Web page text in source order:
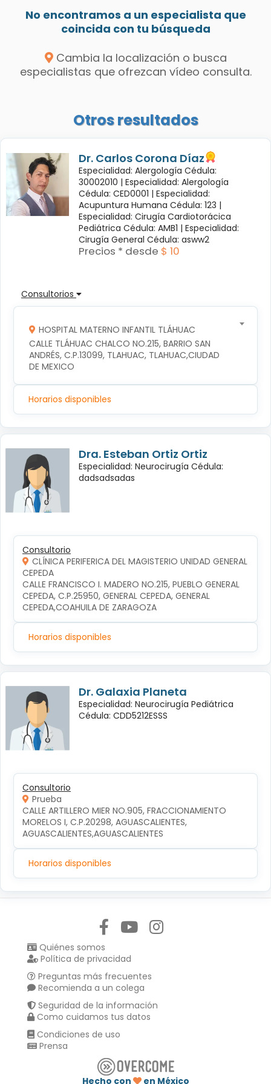
No encontramos a un especialista que
coincida con tu búsqueda
Cambia la localización o busca
especialistas que ofrezcan vídeo consulta.
Otros resultados
Dr. Carlos Corona Díaz
Especialidad: Alergología Cédula:
30002010 | Especialidad: Alergología
Cédula: CED0001 | Especialidad:
Acupuntura Humana Cédula: 123 |
Especialidad: Cirugía Cardiotorácica
Pediátrica Cédula: AMB1 | Especialidad:
Cirugía General Cédula: asww2
Precios * desde $ 10
Consultorios
HOSPITAL MATERNO INFANTIL TLÁHUAC
CALLE TLÁHUAC CHALCO NO.215, BARRIO SAN
ANDRÉS, C.P.13099, TLAHUAC, TLAHUAC,CIUDAD
DE MEXICO
Horarios disponibles
Dra. Esteban Ortiz Ortiz
Especialidad: Neurocirugía Cédula:
dadsadsadas
Consultorio
CLÍNICA PERIFERICA DEL MAGISTERIO UNIDAD GENERAL
CEPEDA
CALLE FRANCISCO I. MADERO NO.215, PUEBLO GENERAL
CEPEDA, C.P.25950, GENERAL CEPEDA, GENERAL
CEPEDA,COAHUILA DE ZARAGOZA
Horarios disponibles
Dr. Galaxia Planeta
Especialidad: Neurocirugía Pediátrica
Cédula: CDD5212ESSS
Consultorio
Prueba
CALLE ARTILLERO MIER NO.905, FRACCIONAMIENTO
MORELOS I, C.P.20298, AGUASCALIENTES,
AGUASCALIENTES,AGUASCALIENTES
Horarios disponibles
Quiénes somos
Política de privacidad
Preguntas más frecuentes
Recomienda a un colega
Seguridad de la información
Como cuidamos tus datos
Condiciones de uso
Prensa
Hecho con en México